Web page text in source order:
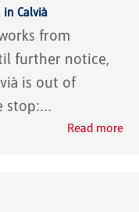
in Calvià
from
further notice,
is out of
stop:...
Read more